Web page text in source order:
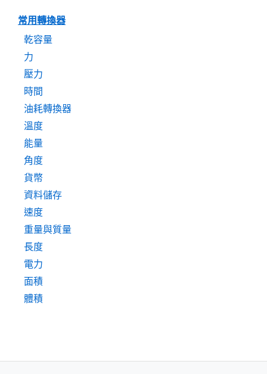
常用轉換器
乾容量
力
壓力
時間
油耗轉換器
溫度
能量
角度
貨幣
資料儲存
速度
重量與質量
長度
電力
面積
體積